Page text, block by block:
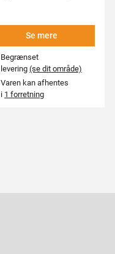
Se mere
Begrænset
levering(se dit område)
Varen kan afhentes
i 1 forretning